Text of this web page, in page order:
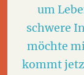
um
schwere
möchte
kommt